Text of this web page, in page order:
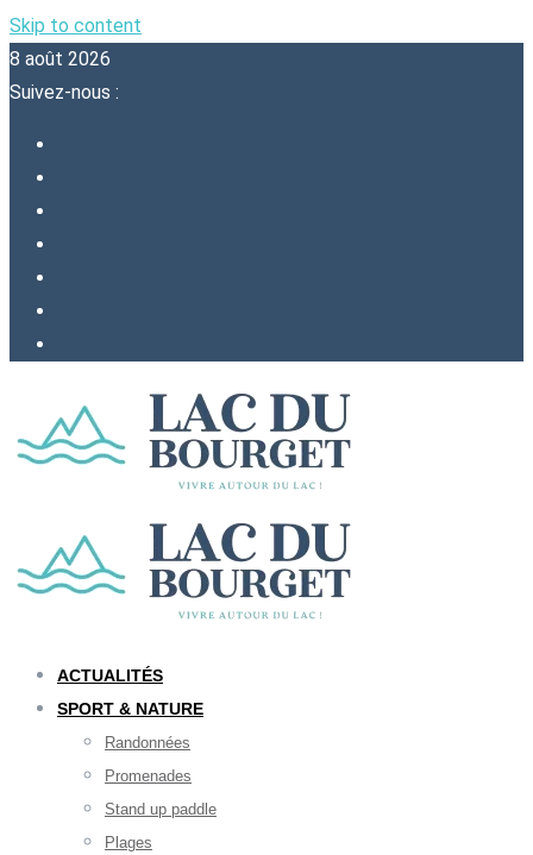
Skip to content
8 août 2026
Suivez-nous :
ACTUALITÉS
SPORT & NATURE
Randonnées
Promenades
Stand up paddle
Plages